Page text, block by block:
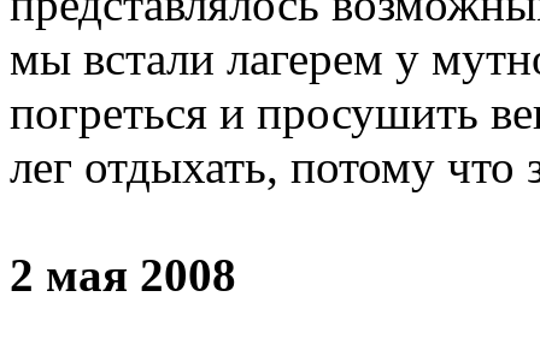
мы встали лагерем у
погреться и просушить
лег отдыхать, потому что
2 мая 2008